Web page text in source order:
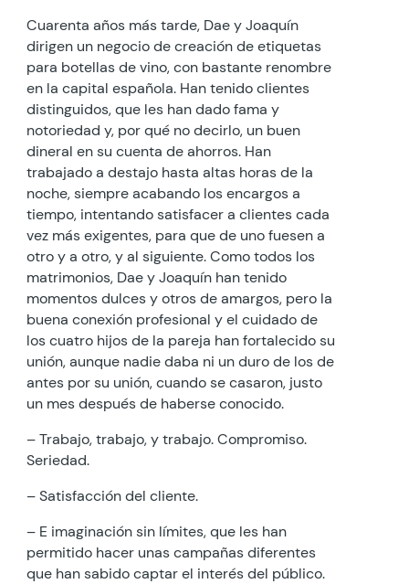
Cuarenta años más tarde, Dae y Joaquín
dirigen un negocio de creación de etiquetas
para botellas de vino, con bastante renombre
en la capital española. Han tenido clientes
distinguidos, que les han dado fama y
notoriedad y, por qué no decirlo, un buen
dineral en su cuenta de ahorros. Han
trabajado a destajo hasta altas horas de la
noche, siempre acabando los encargos a
tiempo, intentando satisfacer a clientes cada
vez más exigentes, para que de uno fuesen a
otro y a otro, y al siguiente. Como todos los
matrimonios, Dae y Joaquín han tenido
momentos dulces y otros de amargos, pero la
buena conexión profesional y el cuidado de
los cuatro hijos de la pareja han fortalecido su
unión, aunque nadie daba ni un duro de los de
antes por su unión, cuando se casaron, justo
un mes después de haberse conocido.
– Trabajo, trabajo, y trabajo. Compromiso.
Seriedad.
– Satisfacción del cliente.
– E imaginación sin límites, que les han
permitido hacer unas campañas diferentes
que han sabido captar el interés del público.